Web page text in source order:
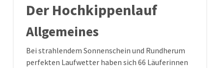
Der Hochkippenlauf
Allgemeines
Bei strahlendem Sonnenschein und Rundherum
perfekten Laufwetter haben sich 66 Läuferinnen